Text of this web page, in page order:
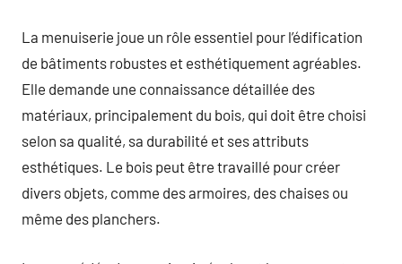
La menuiserie joue un rôle essentiel pour l’édification
de bâtiments robustes et esthétiquement agréables.
Elle demande une connaissance détaillée des
matériaux, principalement du bois, qui doit être choisi
selon sa qualité, sa durabilité et ses attributs
esthétiques. Le bois peut être travaillé pour créer
divers objets, comme des armoires, des chaises ou
même des planchers.